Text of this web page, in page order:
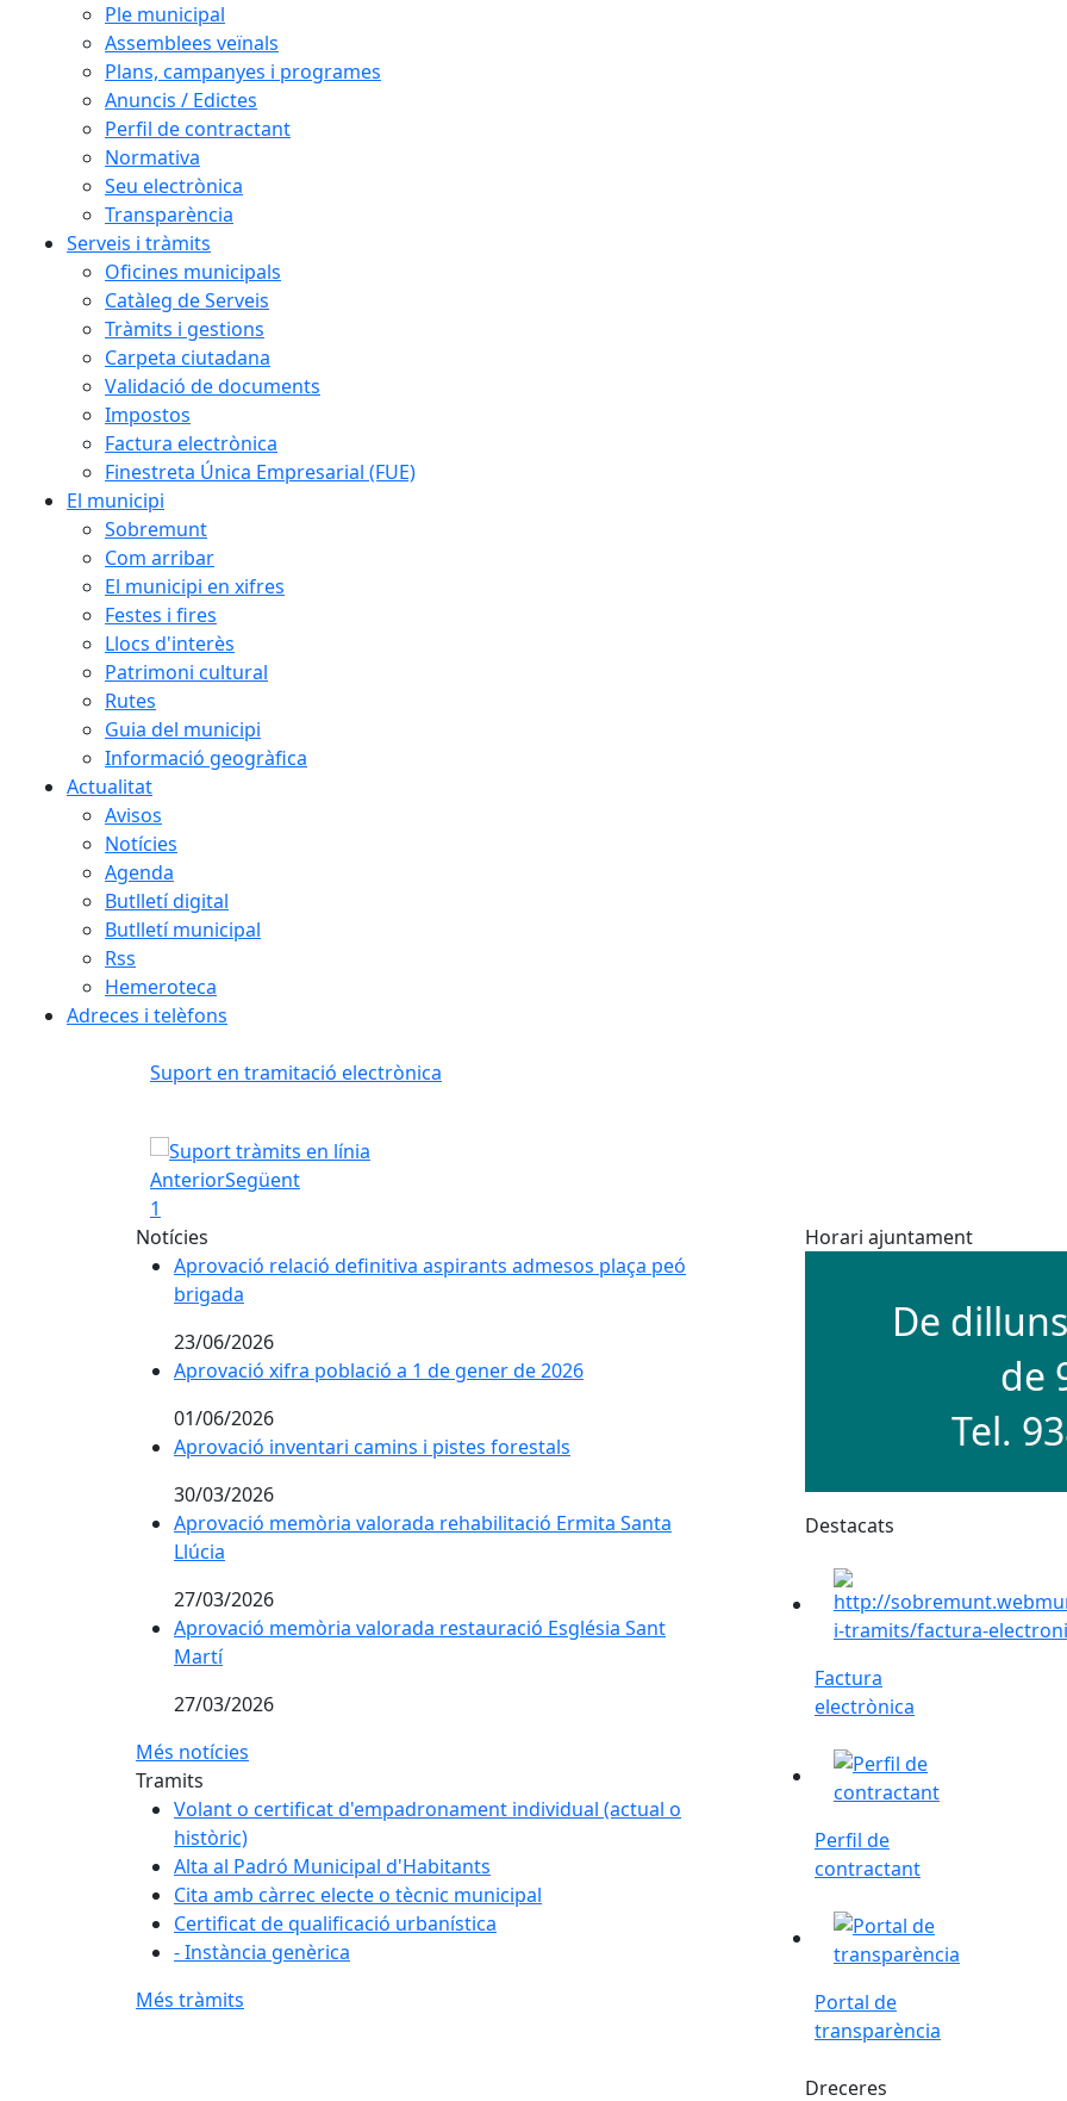
Ple municipal
Assemblees veïnals
Plans, campanyes i programes
Anuncis / Edictes
Perfil de contractant
Normativa
Seu electrònica
Transparència
Serveis i tràmits
Oficines municipals
Catàleg de Serveis
Tràmits i gestions
Carpeta ciutadana
Validació de documents
Impostos
Factura electrònica
Finestreta Única Empresarial (FUE)
El municipi
Sobremunt
Com arribar
El municipi en xifres
Festes i fires
Llocs d'interès
Patrimoni cultural
Rutes
Guia del municipi
Informació geogràfica
Actualitat
Avisos
Notícies
Agenda
Butlletí digital
Butlletí municipal
Rss
Hemeroteca
Adreces i telèfons
Suport en tramitació electrònica
Suport en tramitació electrònica
AnteriorSegüent
1
Notícies
Aprovació relació definitiva aspirants admesos plaça peó
brigada
23/06/2026
Aprovació xifra població a 1 de gener de 2026
01/06/2026
Aprovació inventari camins i pistes forestals
30/03/2026
Aprovació memòria valorada rehabilitació Ermita Santa
Llúcia
27/03/2026
Aprovació memòria valorada restauració Església Sant
Martí
27/03/2026
Més notícies
Tramits
Volant o certificat d'empadronament individual (actual o
històric)
Alta al Padró Municipal d'Habitants
Cita amb càrrec electe o tècnic municipal
Certificat de qualificació urbanística
- Instància genèrica
Més tràmits
Horari ajuntament
De
de
Tel.
Destacats
Factura electrònica
Factura
electrònica
Perfil de contractant
Perfil de
contractant
Portal de transparència
Portal de
transparència
Dreceres